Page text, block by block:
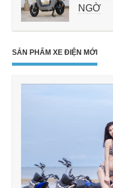
NGỜ
SẢN PHẨM XE ĐIỆN MỚI